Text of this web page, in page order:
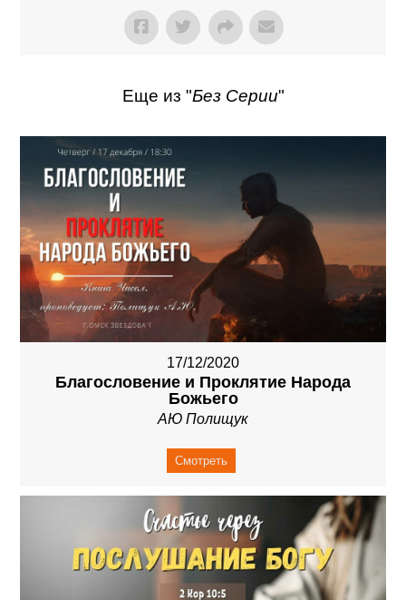
Еще из "Без Серии"
17/12/2020
Благословение и Проклятие Народа
Божьего
АЮ Полищук
Смотреть